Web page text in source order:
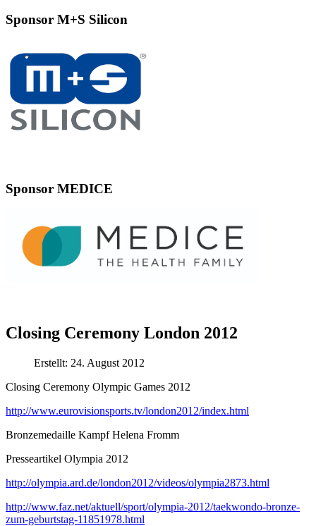
Sponsor M+S Silicon
Sponsor MEDICE
Closing Ceremony London 2012
Erstellt: 24. August 2012
Closing Ceremony Olympic Games 2012
http://www.eurovisionsports.tv/london2012/index.html
Bronzemedaille Kampf Helena Fromm
Presseartikel Olympia 2012
http://olympia.ard.de/london2012/videos/olympia2873.html
http://www.faz.net/aktuell/sport/olympia-2012/taekwondo-bronze-
zum-geburtstag-11851978.html